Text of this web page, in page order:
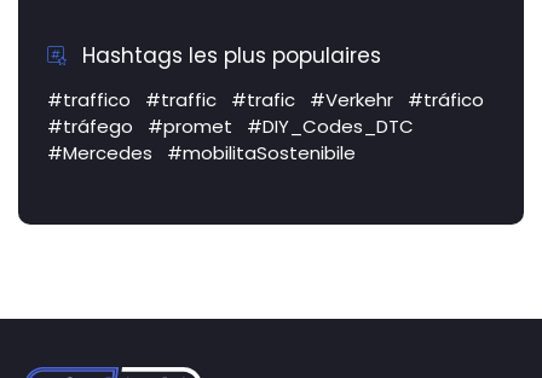
Hashtags les plus populaires
#traffico #traffic #trafic #Verkehr
#tráfico
#tráfego
#promet
#DIY_Codes_DTC
#Mercedes
#mobilitaSostenibile